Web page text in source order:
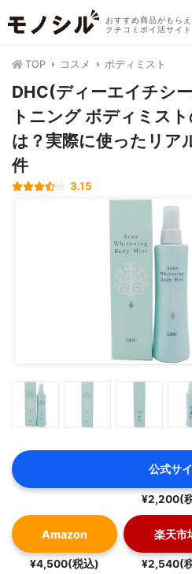
おすすめ商品がもらえ
クチコミポイ活サイト
TOP コスメ ボディミスト
DHC(ディーエイチシ
トニング ボディミス
は？実際に使ったリア
件
3.15
公式サ
¥2,200(
Amazon
¥4,500(税込)
楽天市
¥2,540(